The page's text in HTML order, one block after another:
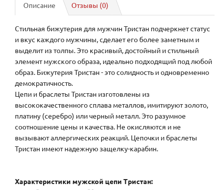
Описание Отзывы (0)
Стильная бижутерия для мужчин Тристан подчеркнет статус
и вкус каждого мужчины, сделает его более заметным и
выделит из толпы. Это красивый, достойный и стильный
элемент мужского образа, идеально подходящий под любой
образ. Бижутерия Тристан - это солидность и одновременно
демократичность.
Цепи и браслеты Тристан изготовлены из
высококачественного сплава металлов, имитируют золото,
платину (серебро) или черный металл. Это разумное
соотношение цены и качества. Не окисляются и не
вызывают аллергических реакций. Цепочки и браслеты
Тристан имеют надежную защелку-карабин.
Характеристики мужской цепи Тристан: